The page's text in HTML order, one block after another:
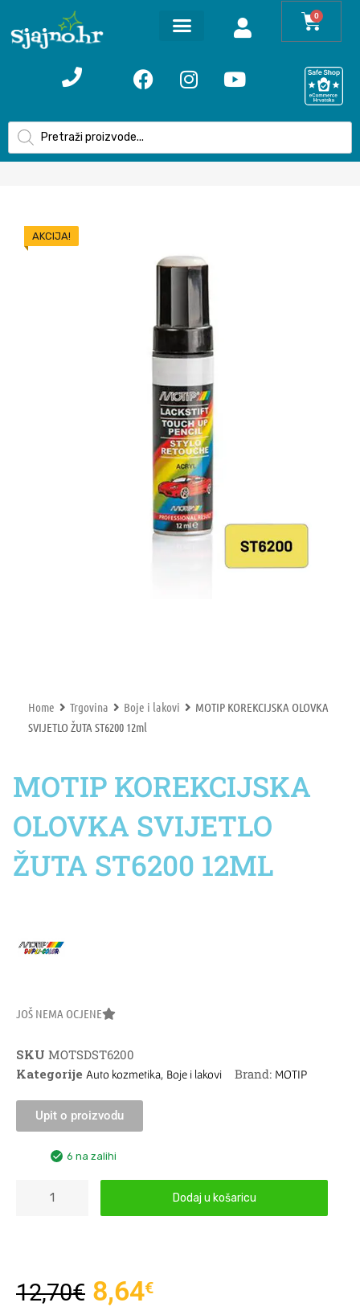
0
Home Trgovina Boje i lakovi
MOTIP KOREKCIJSKA OLOVKA
SVIJETLO ŽUTA ST6200 12ml
MOTIP KOREKCIJSKA
OLOVKA SVIJETLO
ŽUTA ST6200 12ML
JOŠ NEMA OCJENE
SKU MOTSDST6200
Kategorije Auto kozmetika, Boje i lakovi Brand: MOTIP
Upit o proizvodu
6 na zalihi
Dodaj u košaricu
12,70€ 8,64€
AKCIJA!